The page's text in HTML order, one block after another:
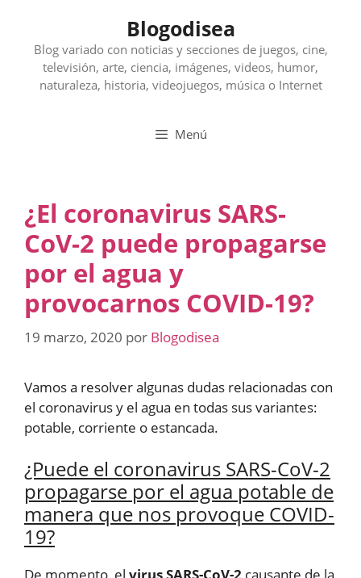
contenido
Blogodisea
Blog variado con noticias y secciones de juegos, cine,
televisión, arte, ciencia, imágenes, videos, humor,
naturaleza, historia, videojuegos, música o Internet
Menú
¿El coronavirus SARS-
CoV-2 puede propagarse
por el agua y
provocarnos COVID-19?
19 marzo, 2020 por Blogodisea
Vamos a resolver algunas dudas relacionadas con
el coronavirus y el agua en todas sus variantes:
potable, corriente o estancada.
¿Puede el coronavirus SARS-CoV-2
propagarse por el agua potable de
manera que nos provoque COVID-
19?